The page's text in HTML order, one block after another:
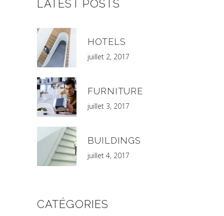
LATEST POSTS
HOTELS
juillet 2, 2017
FURNITURE
juillet 3, 2017
BUILDINGS
juillet 4, 2017
CATÉGORIES